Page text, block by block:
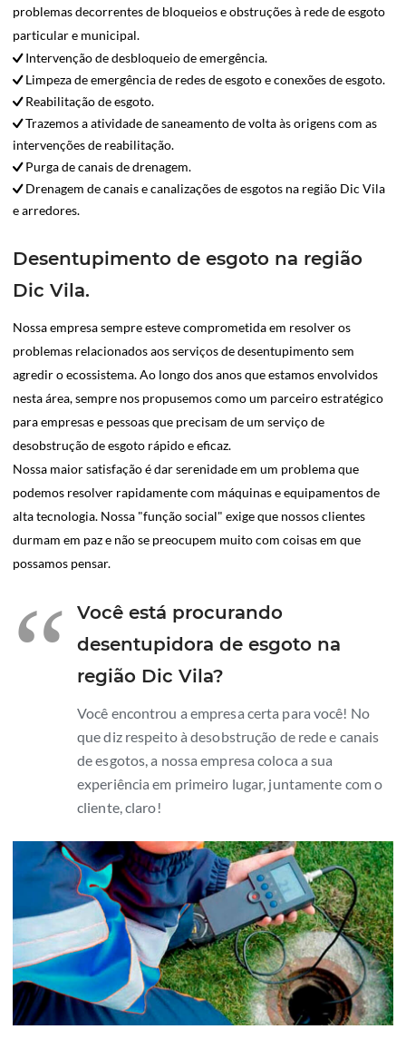
problemas decorrentes de bloqueios e obstruções à rede de esgoto
particular e municipal.
Intervenção de desbloqueio de emergência.
Limpeza de emergência de redes de esgoto e conexões de esgoto.
Reabilitação de esgoto.
Trazemos a atividade de saneamento de volta às origens com as
intervenções de reabilitação.
Purga de canais de drenagem.
Drenagem de canais e canalizações de esgotos na região Dic Vila
e arredores.
Desentupimento de esgoto na região
Dic Vila.
Nossa empresa sempre esteve comprometida em resolver os
problemas relacionados aos serviços de desentupimento sem
agredir o ecossistema. Ao longo dos anos que estamos envolvidos
nesta área, sempre nos propusemos como um parceiro estratégico
para empresas e pessoas que precisam de um serviço de
desobstrução de esgoto rápido e eficaz.
Nossa maior satisfação é dar serenidade em um problema que
podemos resolver rapidamente com máquinas e equipamentos de
alta tecnologia. Nossa "função social" exige que nossos clientes
durmam em paz e não se preocupem muito com coisas em que
possamos pensar.
“
Você está procurando
desentupidora de esgoto na
região Dic Vila?
Você encontrou a empresa certa para você! No
que diz respeito à desobstrução de rede e canais
de esgotos, a nossa empresa coloca a sua
experiência em primeiro lugar, juntamente com o
cliente, claro!